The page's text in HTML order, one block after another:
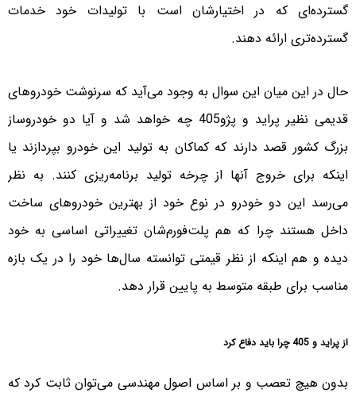
گسترده‌ای که در اختیارشان است با تولیدات خود خدمات
گسترده‌تری ارائه دهند.
حال در این میان این سوال به وجود می‌آید که سرنوشت خودروهای
قدیمی نظیر پراید و پژو‌405 چه خواهد شد و آیا دو خودروساز
بزرگ کشور قصد دارند که کماکان به تولید این خودرو بپردازند یا
اینکه برای خروج آنها از چرخه تولید برنامه‌ریزی کنند. به نظر
می‌رسد این دو خودرو در نوع خود از بهترین خودروهای ساخت
داخل هستند چرا که هم پلت‌فورم‌شان تغییراتی اساسی به خود
دیده و هم اینکه از نظر قیمتی توانسته سال‌ها خود را در یک بازه
مناسب برای طبقه متوسط به پایین قرار دهد.
از پراید و 405 چرا باید دفاع کرد
بدون هیچ تعصب و بر اساس اصول مهندسی می‌توان ثابت کرد که